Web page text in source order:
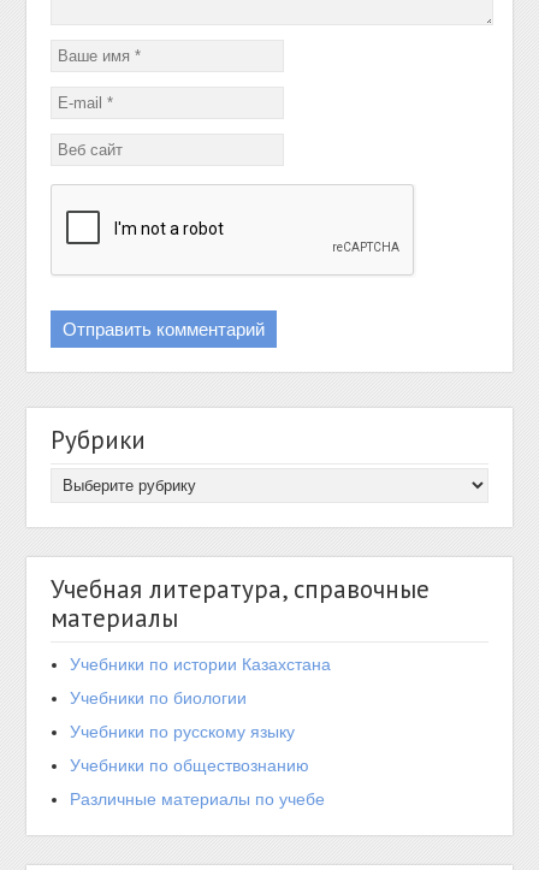
Рубрики
Учебная литература, справочные
материалы
Учебники по истории Казахстана
Учебники по биологии
Учебники по русскому языку
Учебники по обществознанию
Различные материалы по учебе